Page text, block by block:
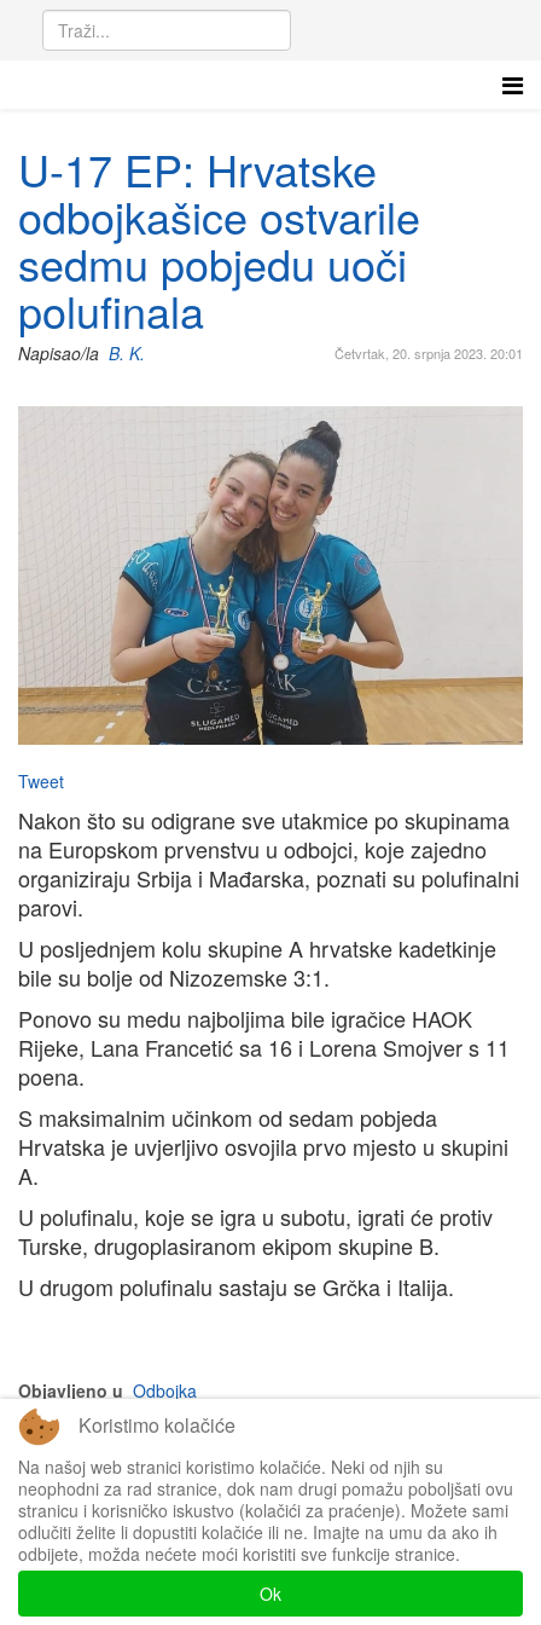
U-17 EP: Hrvatske
odbojkašice ostvarile
sedmu pobjedu uoči
polufinala
Četvrtak, 20. srpnja 2023. 20:01
Napisao/la B. K.
Tweet
Nakon što su odigrane sve utakmice po skupinama
na Europskom prvenstvu u odbojci, koje zajedno
organiziraju Srbija i Mađarska, poznati su polufinalni
parovi.
U posljednjem kolu skupine A hrvatske kadetkinje
bile su bolje od Nizozemske 3:1.
Ponovo su medu najboljima bile igračice HAOK
Rijeke, Lana Francetić sa 16 i Lorena Smojver s 11
poena.
S maksimalnim učinkom od sedam pobjeda
Hrvatska je uvjerljivo osvojila prvo mjesto u skupini
A.
U polufinalu, koje se igra u subotu, igrati će protiv
Turske, drugoplasiranom ekipom skupine B.
U drugom polufinalu sastaju se Grčka i Italija.
Objavljeno u Odbojka
Impressum
Koristimo kolačiće
Na našoj web stranici koristimo kolačiće. Neki od njih su
neophodni za rad stranice, dok nam drugi pomažu poboljšati ovu
stranicu i korisničko iskustvo (kolačići za praćenje). Možete sami
odlučiti želite li dopustiti kolačiće ili ne. Imajte na umu da ako ih
odbijete, možda nećete moći koristiti sve funkcije stranice.
Ok